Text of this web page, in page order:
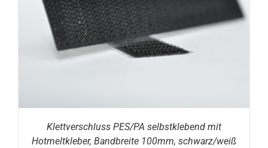
Klettverschluss PES/PA selbstklebend mit
Hotmeltkleber, Bandbreite 100mm, schwarz/weiß